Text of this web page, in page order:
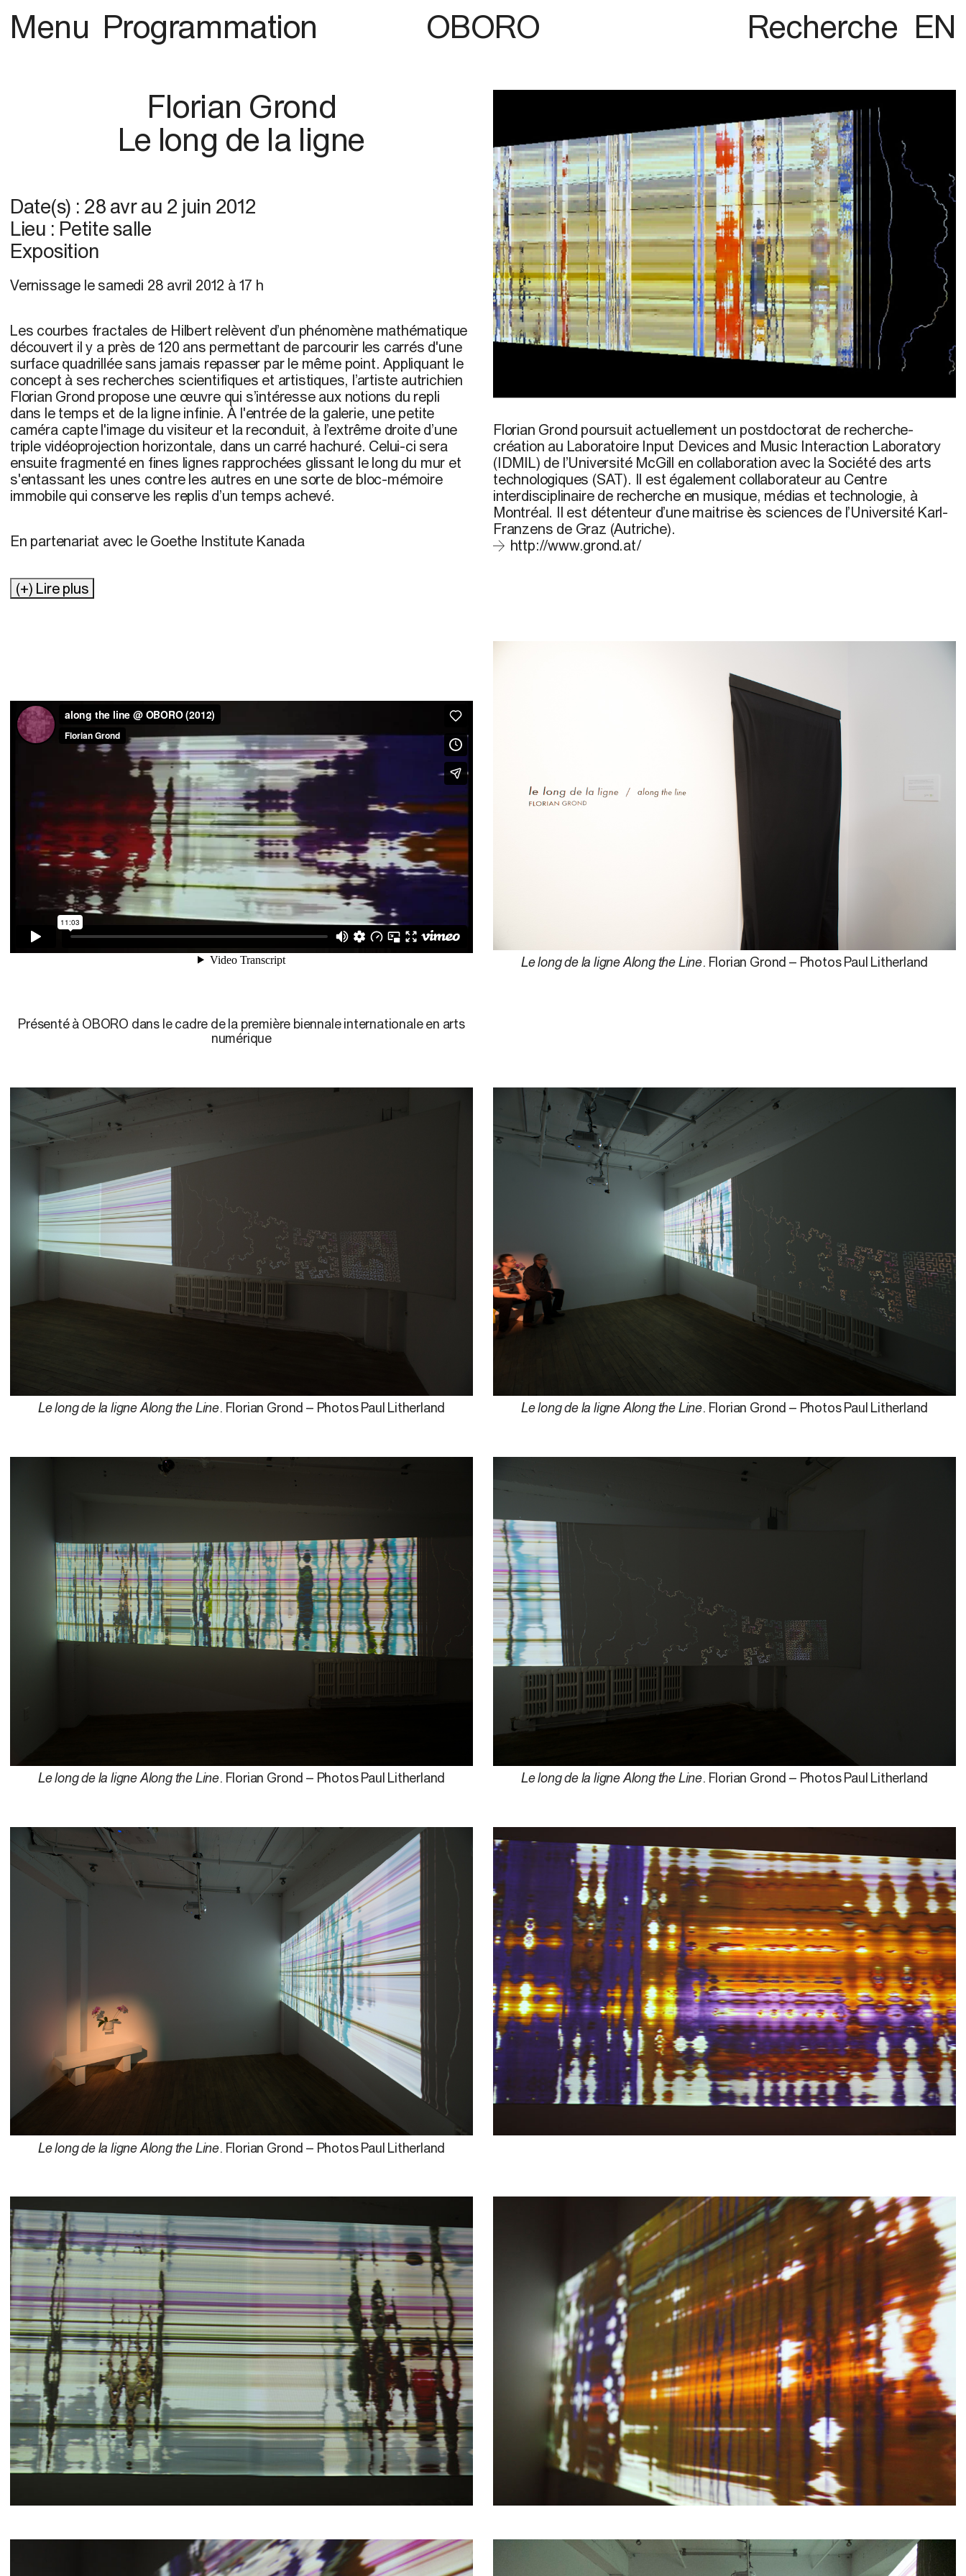
Menu Programmation OBORO Recherche EN
Florian Grond
Le long de la ligne
Date(s) : 28 avrau 2 juin 2012
Lieu : Petite salle
Exposition
Vernissage le samedi 28 avril 2012 à 17 h
Les courbes fractales de Hilbert relèvent d’un phénomène mathématique
découvert il y a près de 120 ans permettant de parcourir les carrés d'une
surface quadrillée sans jamais repasser par le même point. Appliquant le
concept à ses recherches scientifiques et artistiques, l’artiste autrichien
Florian Grond propose une œuvre qui s’intéresse aux notions du repli
dans le temps et de la ligne infinie. À l'entrée de la galerie, une petite
caméra capte l'image du visiteur et la reconduit, à l’extrême droite d’une
triple vidéoprojection horizontale, dans un carré hachuré. Celui-ci sera
ensuite fragmenté en fines lignes rapprochées glissant le long du mur et
s'entassant les unes contre les autres en une sorte de bloc-mémoire
immobile qui conserve les replis d’un temps achevé.
En partenariat avec le Goethe Institute Kanada
(+) Lire plus
Florian Grond poursuit actuellement un postdoctorat de recherche-
création au Laboratoire Input Devices and Music Interaction Laboratory
(IDMIL) de l’Université McGill en collaboration avec la Société des arts
technologiques (SAT). Il est également collaborateur au Centre
interdisciplinaire de recherche en musique, médias et technologie, à
Montréal. Il est détenteur d’une maitrise ès sciences de l’Université Karl-
Franzens de Graz (Autriche).
http://www.grond.at/
Présenté à OBORO dans le cadre de la première biennale internationale en arts
numérique
Le long de la ligne Along the Line. Florian Grond – Photos Paul Litherland
Le long de la ligne Along the Line. Florian Grond – Photos Paul Litherland Le long de la ligne Along the Line. Florian Grond – Photos Paul Litherland
Le long de la ligne Along the Line. Florian Grond – Photos Paul Litherland Le long de la ligne Along the Line. Florian Grond – Photos Paul Litherland
Le long de la ligne Along the Line. Florian Grond – Photos Paul Litherland